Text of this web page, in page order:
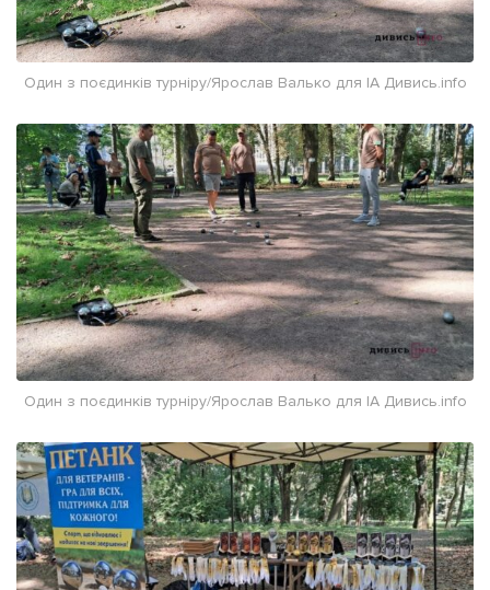
Один з поєдинків турніру/Ярослав Валько для ІА Дивись.info
Один з поєдинків турніру/Ярослав Валько для ІА Дивись.info